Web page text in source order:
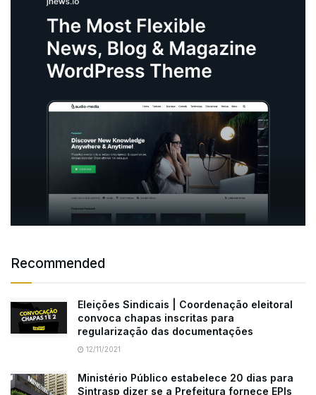
Recommended
Eleições Sindicais | Coordenação eleitoral
convoca chapas inscritas para
regularização das documentações
12/11/2021
Ministério Público estabelece 20 dias para
Sintrasp dizer se a Prefeitura fornece EPIs